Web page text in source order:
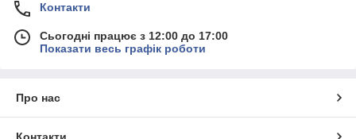
Контакти
Сьогодні працює з 12:00 до 17:00
Показати весь графік роботи
Про нас